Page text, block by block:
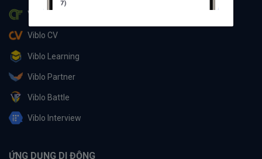
Viblo CTF
Viblo CV
Viblo Learning
Viblo Partner
Viblo Battle
Viblo Interview
ỨNG DỤNG DI ĐỘNG